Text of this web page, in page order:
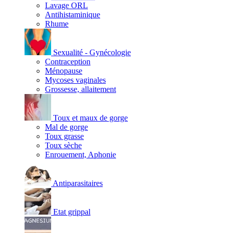
Lavage ORL
Antihistaminique
Rhume
Sexualité - Gynécologie
Contraception
Ménopause
Mycoses vaginales
Grossesse, allaitement
Toux et maux de gorge
Mal de gorge
Toux grasse
Toux sèche
Enrouement, Aphonie
Antiparasitaires
Etat grippal